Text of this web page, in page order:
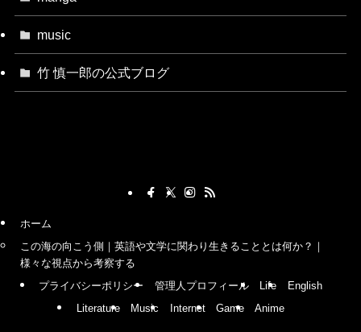
music
竹 慎一郎の公式ブログ
ホーム
この海の向こう側｜英語や文学に関わり生きることとは何か？｜
様々な視点から考察する
プライバシーポリシー
管理人プロフィール Life
English
Literature
Music Internet Game Anime